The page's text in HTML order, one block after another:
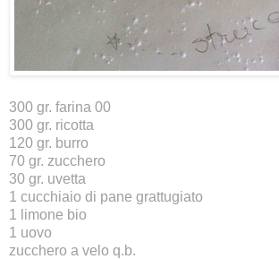
300 gr. farina 00
300 gr. ricotta
120 gr. burro
70 gr. zucchero
30 gr. uvetta
1 cucchiaio di pane grattugiato
1 limone bio
1 uovo
zucchero a velo q.b.